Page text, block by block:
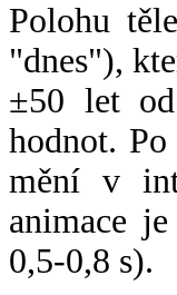
Polohu
"dnes"),
±50 let od
hodnot. Po
mění v
animace
0,5-0,8 s).